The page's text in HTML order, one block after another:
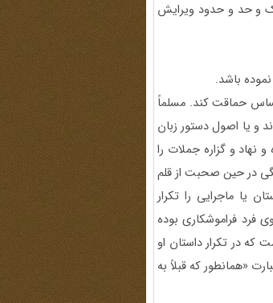
و حد و حدود ویرایش
باشد.
حماقت کند. مسلماً
و یا اصول دستور زبان
نهاد و گزاره جملات را
در حین صحبت از قلم
یا ماجرایی را تکرار
فرد فراموشکاری بوده
که در تکرار داستان او
«همانطور که قبلاً به